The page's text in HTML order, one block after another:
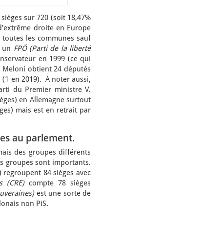
sur 720 (soit 18,47%
droite en Europe
les communes sauf
un FPÖ (Parti de la liberté
en 1999 (ce qui
Meloni obtient 24 députés
(1 en 2019). A noter aussi,
du Premier ministre V.
en Allemagne surtout
mais est en retrait par
au parlement.
des groupes différents
groupes sont importants.
regroupent 84 sièges avec
(CRE)compte 78 sièges
est une sorte de
non PiS.